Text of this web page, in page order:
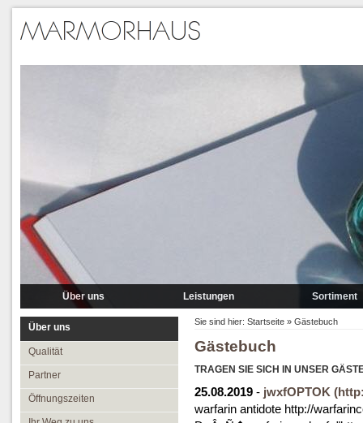
Über uns
Partner
Ihr Weg zu uns
Presse
Leistungen
Lieferung
Verlegung
Sortiment
Marmor
Granit R-Z
Mosaik
Über uns
Qualität
Partner
Öffnungszeiten
Sie sind hier: Startseite » Gästebuch
Gästebuch
TRAGEN SIE SICH IN UNSER
25.08.2019 - jwxfOPTOK
warfarin antidote http://